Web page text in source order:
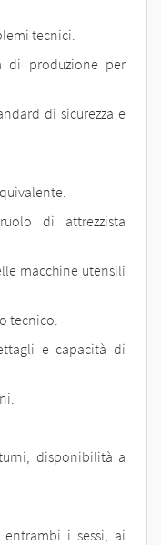
tecnici.
di produzione per
di sicurezza e
di attrezzista
macchine utensili
tecnico.
e capacità di
disponibilità a
i sessi, ai